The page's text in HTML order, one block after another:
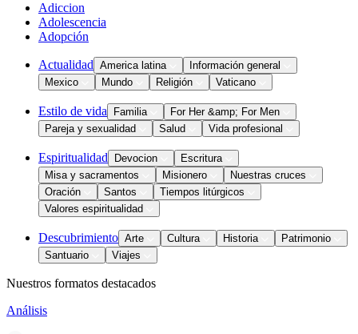
Adiccion
Adolescencia
Adopción
Actualidad America latina
Información general
Mexico
Mundo Religión Vaticano
Estilo de vida Familia
For Her &amp; For Men
Pareja y sexualidad
Salud Vida profesional
Espiritualidad Devocion
Escritura
Misa y sacramentos
Misionero
Nuestras cruces
Oración
Santos
Tiempos litúrgicos
Valores espiritualidad
Descubrimiento Arte Cultura Historia
Patrimonio
Santuario
Viajes
Nuestros formatos destacados
Análisis